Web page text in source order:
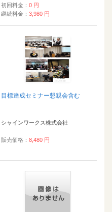
初回料金： 0 円
継続料金： 3,980 円
目標達成セミナー懇親会含む
シャインワークス株式会社
販売価格： 8,480 円